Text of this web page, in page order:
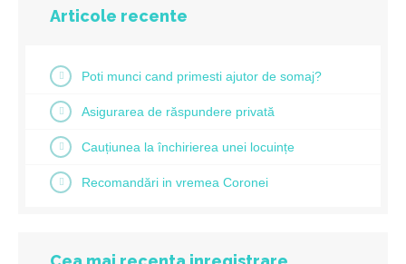
Articole recente
Poti munci cand primesti ajutor de somaj?
Asigurarea de răspundere privată
Cauțiunea la închirierea unei locuințe
Recomandări in vremea Coronei